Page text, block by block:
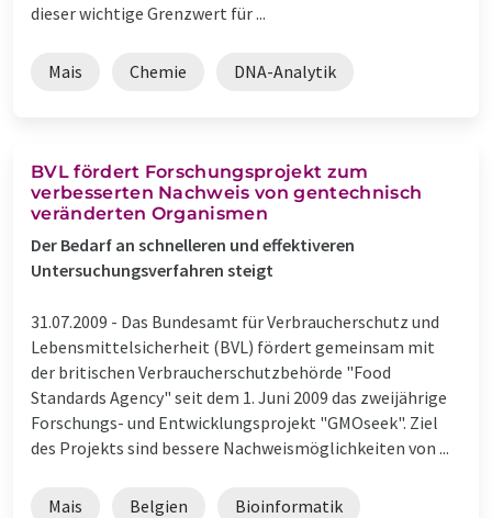
dieser wichtige Grenzwert für ...
Mais Chemie DNA-Analytik
BVL fördert Forschungsprojekt zum
verbesserten Nachweis von gentechnisch
veränderten Organismen
Der Bedarf an schnelleren und effektiveren
Untersuchungsverfahren steigt
31.07.2009 - Das Bundesamt für Verbraucherschutz und
Lebensmittelsicherheit (BVL) fördert gemeinsam mit
der britischen Verbraucherschutzbehörde "Food
Standards Agency" seit dem 1. Juni 2009 das zweijährige
Forschungs- und Entwicklungsprojekt "GMOseek". Ziel
des Projekts sind bessere Nachweismöglichkeiten von ...
Mais Belgien Bioinformatik